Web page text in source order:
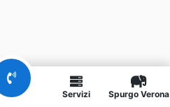
Servizi Spurgo Verona